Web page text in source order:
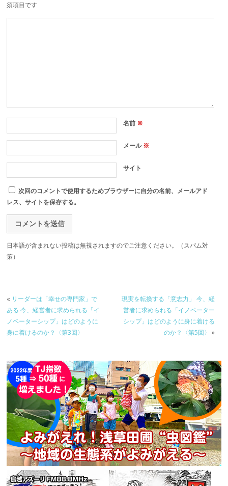
須項目です
名前 ※
メール※
サイト
次回のコメントで使用するためブラウザーに自分の名前、メールアド
レス、サイトを保存する。
日本語が含まれない投稿は無視されますのでご注意ください。（スパム対
策）
« リーダーは「幸せの専門家」で
ある 今、経営者に求められる「イ
ノベーターシップ」はどのように
身に着けるのか？〈第3回〉
現実を転換する「意志力」 今、経
営者に求められる「イノベーター
シップ」はどのように身に着ける
のか？〈第5回〉 »